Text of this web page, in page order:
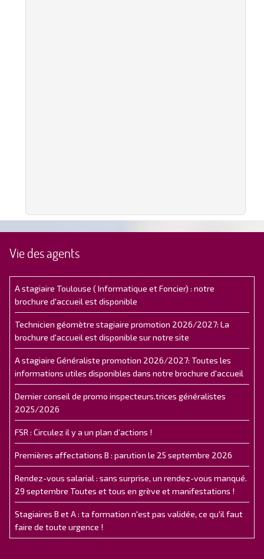
Vie des agents
A stagiaire Toulouse ( Informatique et Foncier) : notre
brochure d'accueil est disponible
Technicien géomètre stagiaire promotion 2026/2027: La
brochure d'accueil est disponible sur notre site
A stagiaire Généraliste promotion 2026/2027: Toutes les
informations utiles disponibles dans notre brochure d'accueil
Dernier conseil de promo inspecteurs.trices généralistes
2025/2026
FSR : Circulez il y a un plan d’actions !
Premières affectations B : parution le 25 septembre 2026
Rendez-vous salarial : sans surprise, un rendez-vous manqué.
29 septembre Toutes et tous en grève et manifestations !
Stagiaires B et A : ta formation n'est pas validée, ce qu'il faut
faire de toute urgence !